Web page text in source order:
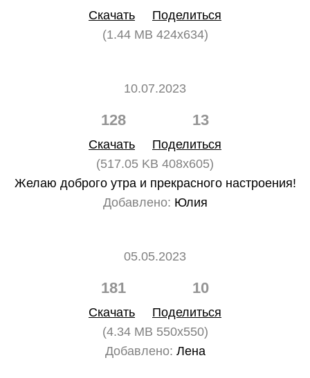
Скачать
Поделиться
(1.44 MB 424x634)
10.07.2023
128 13
Скачать
Поделиться
(517.05 KB 408x605)
Желаю доброго утра и прекрасного настроения!
Добавлено: Юлия
05.05.2023
181 10
Скачать
Поделиться
(4.34 MB 550x550)
Добавлено: Лена